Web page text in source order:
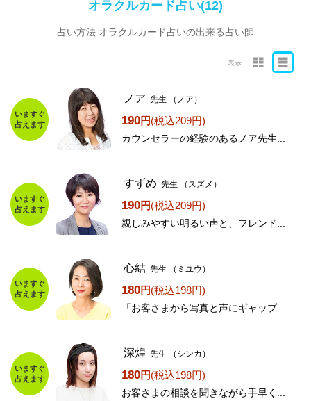
オラクルカード占い(12)
占い方法 オラクルカード占いの出来る占い師
表示
いますぐ
占えます
ノア 先生 （ノア）
190円(税込209円)
カウンセラーの経験のあるノア先生...
いますぐ
占えます
すずめ 先生 （スズメ）
190円(税込209円)
親しみやすい明るい声と、フレンド...
いますぐ
占えます
心結 先生 （ミユウ）
180円(税込198円)
「お客さまから写真と声にギャップ...
いますぐ
占えます
深煌 先生 （シンカ）
180円(税込198円)
お客さまの相談を聞きながら手早く...